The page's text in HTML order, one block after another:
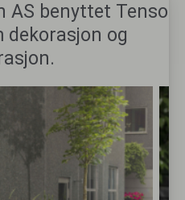
AS benyttet Tenso
og